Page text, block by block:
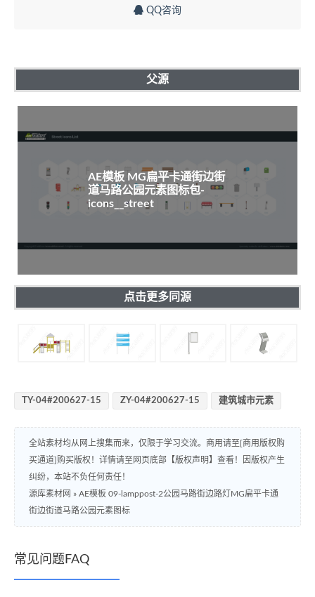
QQ咨询
父源
AE模板 MG扁平卡通街边街
道马路公园元素图标包-
icons__street
点击更多同源
TY-04#200627-15 ZY-04#200627-15 建筑城市元素
全站素材均从网上搜集而来，仅限于学习交流。商用请至[商用版权购
买通道]购买版权！详情请至网页底部【版权声明】查看！因版权产生
纠纷，本站不负任何责任！
源库素材网 » AE模板 09-lamppost-2公园马路街边路灯MG扁平卡通
街边街道马路公园元素图标
常见问题FAQ